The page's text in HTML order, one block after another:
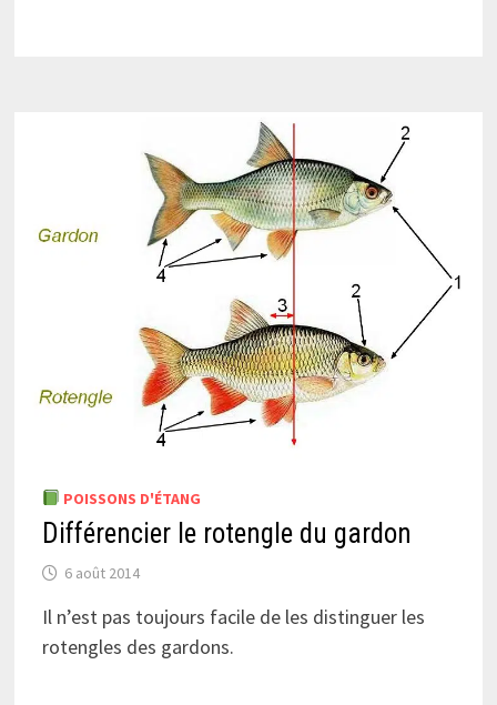
POISSONS D'ÉTANG
Différencier le rotengle du gardon
6 août 2014
Il n’est pas toujours facile de les distinguer les
rotengles des gardons.